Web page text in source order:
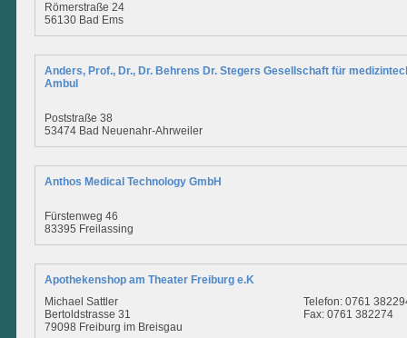
Römerstraße 24
56130 Bad Ems
Anders, Prof., Dr., Dr. Behrens Dr. Stegers Gesellschaft für
Ambul
Poststraße 38
53474 Bad Neuenahr-Ahrweiler
Anthos Medical Technology GmbH
Fürstenweg 46
83395 Freilassing
Apothekenshop am Theater Freiburg e.K
Michael Sattler
Bertoldstrasse 31
79098 Freiburg im Breisgau
Telefon: 0761
Fax: 0761 382274